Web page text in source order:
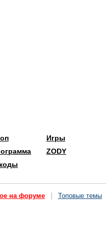
Игры
ZODY
на форуме Топовые темы